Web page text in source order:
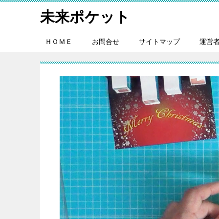
未来ポケット
ＨＯＭＥ お問合せ サイトマップ 運営